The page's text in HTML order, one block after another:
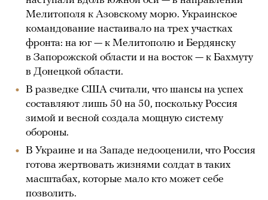
Мелитополя к Азовскому морю. Украинское
командование настаивало на трех участках
фронта: на юг — к Мелитополю и Бердянску
в Запорожской области и на восток — к Бахмуту
в Донецкой области.
В разведке США считали, что шансы на успех
составляют лишь 50 на 50, поскольку Россия
зимой и весной создала мощную систему
обороны.
В Украине и на Западе недооценили, что Россия
готова жертвовать жизнями солдат в таких
масштабах, которые мало кто может себе
позволить.